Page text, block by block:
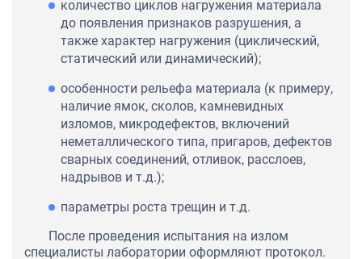
количество циклов нагружения материала
до появления признаков разрушения, а
также характер нагружения (циклический,
статический или динамический);
особенности рельефа материала (к примеру,
наличие ямок, сколов, камневидных
изломов, микродефектов, включений
неметаллического типа, пригаров, дефектов
сварных соединений, отливок, расслоев,
надрывов и т.д.);
параметры роста трещин и т.д.
После проведения испытания на излом
специалисты лаборатории оформляют протокол.